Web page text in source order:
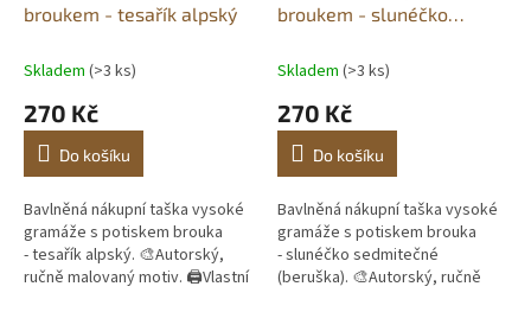
broukem - tesařík alpský
Skladem (>3 ks)
270 Kč
Do košíku
Bavlněná nákupní taška vysoké
gramáže s potiskem brouka
- tesařík alpský. 🎨Autorský,
ručně malovaný motiv. 🖨️Vlastní
broukem - slunéčko
Skladem (>3 ks)
270 Kč
Do košíku
Bavlněná nákupní taška vysoké
gramáže s potiskem brouka
- slunéčko sedmitečné
(beruška). 🎨Autorský, ručně